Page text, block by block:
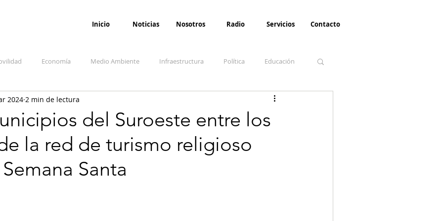
Inicio Noticias Nosotros Radio Servicios Contacto
Economía Medio Ambiente Infraestructura Política Educación
Salud Opinión Paz
Vida y sociedad Denuncia Ciudadana Conflicto armado interno Turismo
del Suroeste entre los
la red de turismo religioso
Santa
2024 2 min de lectura